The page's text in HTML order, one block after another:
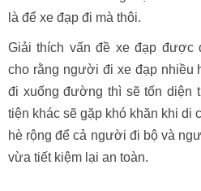
là để xe đạp đi mà thôi.
Giải thích vấn đề xe đạp được
cho rằng người đi xe đạp nhiều
đi xuống đường thì sẽ tốn diện
tiện khác sẽ gặp khó khăn khi di
hè rộng để cả người đi bộ và
vừa tiết kiệm lại an toàn.